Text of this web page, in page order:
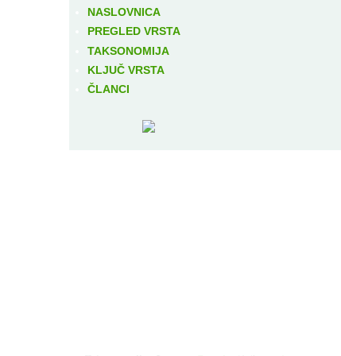
NASLOVNICA
PREGLED VRSTA
TAKSONOMIJA
KLJUČ VRSTA
ČLANCI